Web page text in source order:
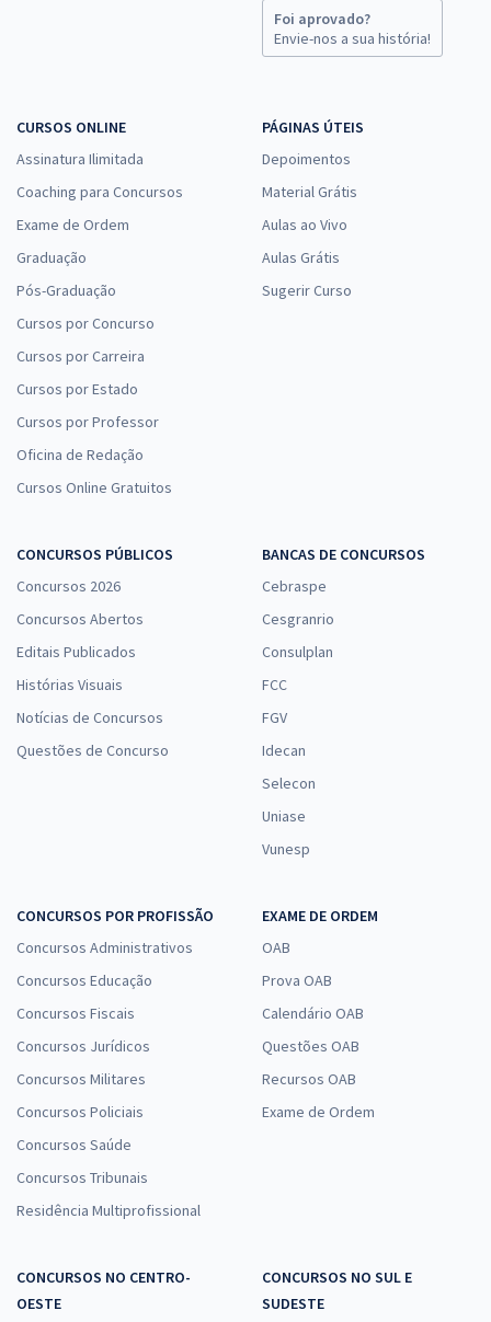
Foi aprovado?
Envie-nos a sua história!
CURSOS ONLINE
Assinatura Ilimitada
Coaching para Concursos
Exame de Ordem
Graduação
Pós-Graduação
Cursos por Concurso
Cursos por Carreira
Cursos por Estado
Cursos por Professor
Oficina de Redação
Cursos Online Gratuitos
PÁGINAS ÚTEIS
Depoimentos
Material Grátis
Aulas ao Vivo
Aulas Grátis
Sugerir Curso
CONCURSOS PÚBLICOS
Concursos 2026
Concursos Abertos
Editais Publicados
Histórias Visuais
Notícias de Concursos
Questões de Concurso
BANCAS DE CONCURSOS
Cebraspe
Cesgranrio
Consulplan
FCC
FGV
Idecan
Selecon
Uniase
Vunesp
CONCURSOS POR PROFISSÃO
Concursos Administrativos
Concursos Educação
Concursos Fiscais
Concursos Jurídicos
Concursos Militares
Concursos Policiais
Concursos Saúde
Concursos Tribunais
Residência Multiprofissional
EXAME DE ORDEM
OAB
Prova OAB
Calendário OAB
Questões OAB
Recursos OAB
Exame de Ordem
CONCURSOS NO CENTRO-
OESTE
CONCURSOS NO SUL E
SUDESTE